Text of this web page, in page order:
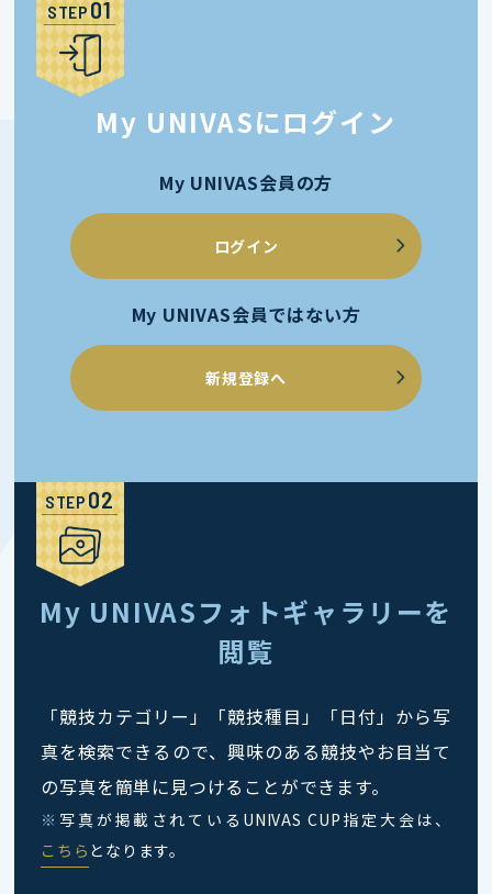
STEP
My UNIVASにログイン
My UNIVAS会員の方
ログイン
My UNIVAS会員ではない方
新規登録へ
STEP
My UNIVASフォトギャラリーを
閲覧
「競技カテゴリー」「競技種目」「日付」から写
真を検索できるので、興味のある競技やお目当て
の写真を簡単に見つけることができます。
※ 写真が掲載されているUNIVAS CUP指定大会は、
こちら となります。